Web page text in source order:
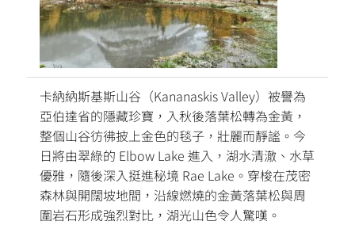
卡納納斯基斯山谷（Kananaskis Valley）被譽為
亞伯達省的隱藏珍寶，入秋後落葉松轉為金黃，
整個山谷彷彿披上金色的毯子，壯麗而靜謐。今
日將由翠綠的 Elbow Lake 進入，湖水清澈、水草
優雅，隨後深入挺進秘境 Rae Lake。穿梭在茂密
森林與開闊坡地間，沿線燃燒的金黃落葉松與周
圍岩石形成強烈對比，湖光山色令人驚嘆。